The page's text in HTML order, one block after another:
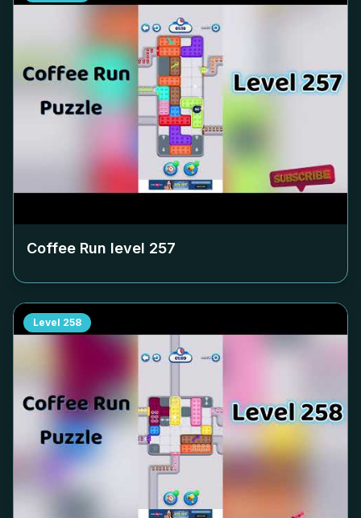
Coffee Run level 257
Level 258